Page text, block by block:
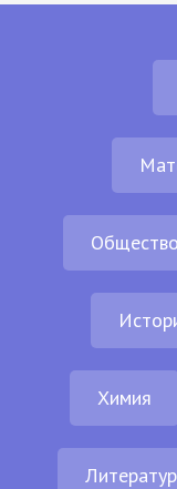
Химия